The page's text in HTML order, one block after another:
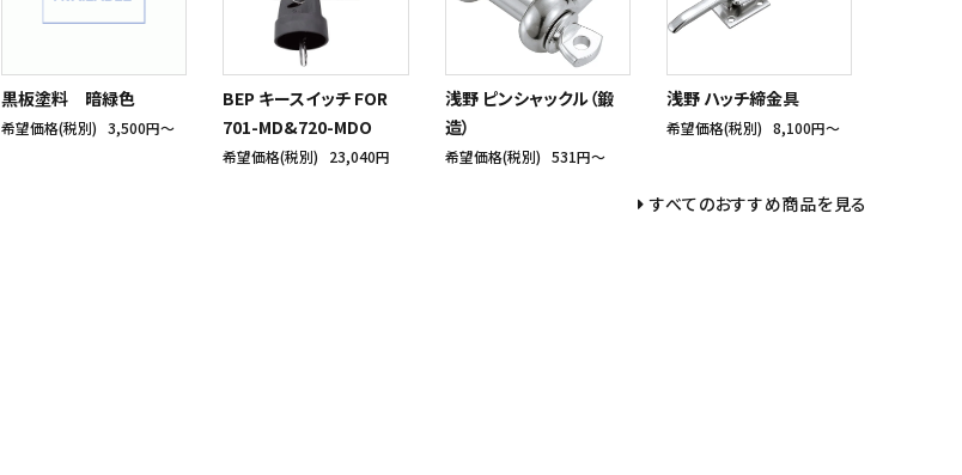
黒板塗料 暗緑色
希望価格(税別) 3,500円〜
BEP キースイッチ FOR
701-MD&720-MDO
希望価格(税別) 23,040円
浅野 ピンシャックル（鍛
造）
希望価格(税別) 531円〜
浅野 ハッチ締金具
希望価格(税別) 8,100円〜
すべてのおすすめ商品を見る